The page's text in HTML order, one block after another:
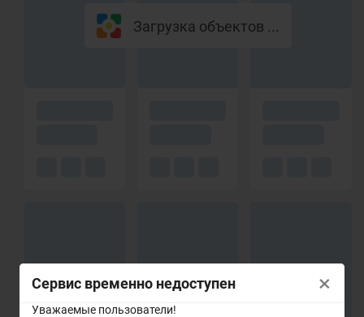
Сервис временно недоступен
Уважаемые пользователи!
×
Загрузка объектов ...